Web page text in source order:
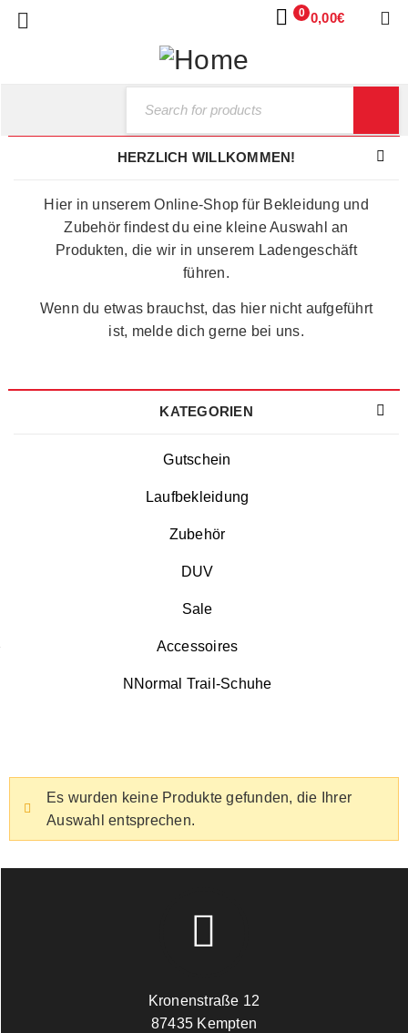
0 0,00€
HERZLICH WILLKOMMEN!
Hier in unserem Online-Shop für Bekleidung und
Zubehör findest du eine kleine Auswahl an
Produkten, die wir in unserem Ladengeschäft
führen.
Wenn du etwas brauchst, das hier nicht aufgeführt
ist, melde dich gerne bei uns.
KATEGORIEN
Gutschein
Laufbekleidung
Zubehör
DUV
Sale
Accessoires
NNormal Trail-Schuhe
Es wurden keine Produkte gefunden, die Ihrer
Auswahl entsprechen.
Kronenstraße 12
87435 Kempten